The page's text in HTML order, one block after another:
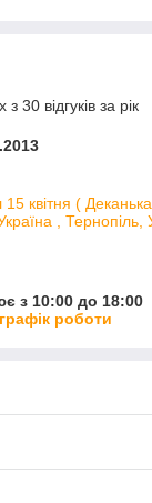
30 відгуків за рік
квітня (
, Тернопіль,
з 10:00 до 18:00
роботи